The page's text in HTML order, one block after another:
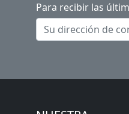
Para recibir las